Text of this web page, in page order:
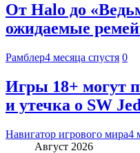
От Halo до
ожидаемые
Рамблер4 месяца спустя 0
Игры 18+ могут
и утечка о SW
Навигатор игрового мира4
Август 2026